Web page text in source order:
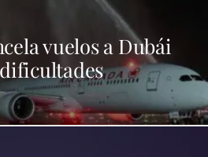
vuelos a Dubái